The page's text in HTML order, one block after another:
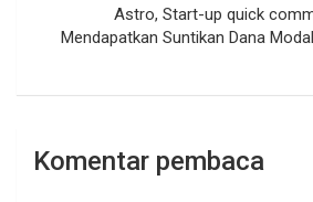
Astro, Start-up quick
Mendapatkan Suntikan Dana
Komentar pembaca